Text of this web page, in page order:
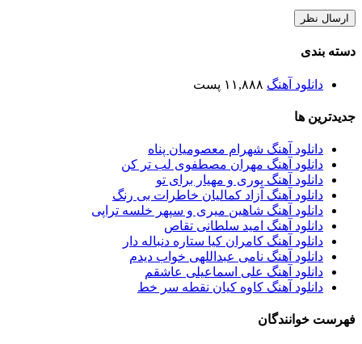
دسته بندی
دانلود آهنگ ۱۱,۸۸۸ پست
جدیدترین ها
دانلود آهنگ شهرام معصومیان پناه
دانلود آهنگ مهران مصطفوی لب تر کن
دانلود آهنگ پوری و مهیار برای تو
دانلود آهنگ آزاد کمالیان خاطرات بی رنگ
دانلود آهنگ شاهین میری و سپهر خلسه تراپی
دانلود آهنگ امید سلطانی تقاص
دانلود آهنگ کامران کیا ستاره دنباله دار
دانلود آهنگ نامی عبداللهی خواب دیدم
دانلود آهنگ علی اسماعیلی عاشقم
دانلود آهنگ کاوه کیان نقطه سر خط
فهرست خوانندگان